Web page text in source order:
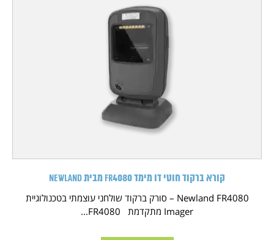
קורא ברקוד חוטי דו מימד FR4080 מבית NEWLAND
Newland FR4080 – סורק ברקוד שולחני עוצמתי בטכנולוגיית
Imager מתקדמת FR4080...